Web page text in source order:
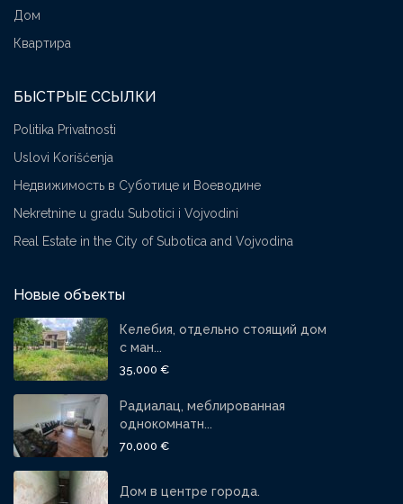
Дом
Квартира
БЫСТРЫЕ ССЫЛКИ
Politika Privatnosti
Uslovi Korišćenja
Недвижимость в Суботице и Воеводине
Nekretnine u gradu Subotici i Vojvodini
Real Estate in the City of Subotica and Vojvodina
Новые объекты
Келебия, отдельно стоящий дом
с ман...
35,000 €
Радиалац, меблированная
однокомнатн...
70,000 €
Дом в центре города.